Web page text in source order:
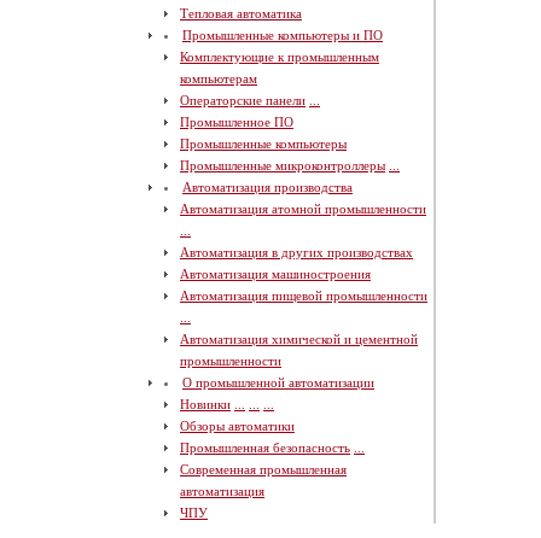
Тепловая автоматика
Промышленные компьютеры и ПО
Комплектующие к промышленным
компьютерам
Операторские панели
Промышленное ПО
Промышленные компьютеры
Промышленные микроконтроллеры
Автоматизация производства
Автоматизация атомной промышленности
Автоматизация в других производствах
Автоматизация машиностроения
Автоматизация пищевой промышленности
Автоматизация химической и цементной
промышленности
О промышленной автоматизации
Новинки
Обзоры автоматики
Промышленная безопасность
Современная промышленная
автоматизация
ЧПУ